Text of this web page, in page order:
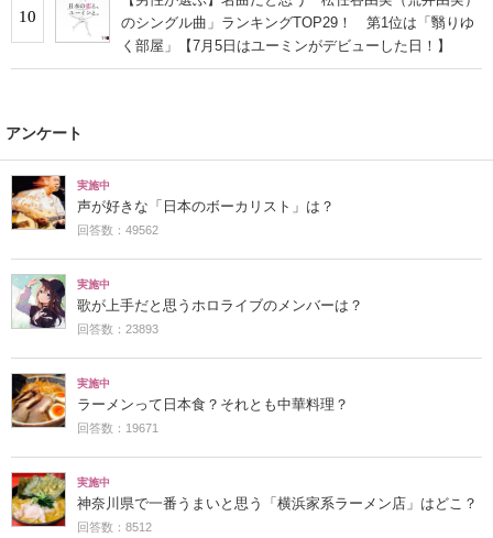
10
のシングル曲」ランキングTOP29！ 第1位は「翳りゆ
く部屋」【7月5日はユーミンがデビューした日！】
アンケート
実施中
声が好きな「日本のボーカリスト」は？
回答数：49562
実施中
歌が上手だと思うホロライブのメンバーは？
回答数：23893
実施中
ラーメンって日本食？それとも中華料理？
回答数：19671
実施中
神奈川県で一番うまいと思う「横浜家系ラーメン店」はどこ？
回答数：8512